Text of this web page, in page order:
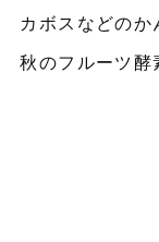
カボスなどのか
秋のフルーツ酵